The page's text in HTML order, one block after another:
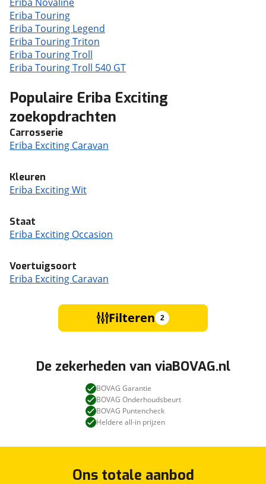
Eriba Touring
Eriba Touring Legend
Eriba Touring Triton
Eriba Touring Troll
Eriba Touring Troll 540 GT
Populaire Eriba Exciting
zoekopdrachten
Carrosserie
Eriba Exciting Caravan
Kleuren
Eriba Exciting Wit
Staat
Eriba Exciting Occasion
Voertuigsoort
Eriba Exciting Caravan
Filteren 2
De zekerheden van viaBOVAG.nl
BOVAG Garantie
BOVAG Onderhoudsbeurt
BOVAG Puntencheck
Heldere all-in prijzen
Ons totale aanbod